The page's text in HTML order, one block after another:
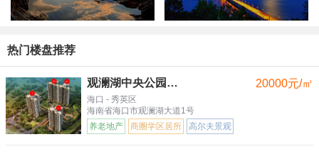
热门楼盘推荐
观澜湖中央公园三区
海口 - 秀英区
20000元/㎡
海南省海口市观澜湖大道1号
养老地产
商圈学区居所 高尔夫景观